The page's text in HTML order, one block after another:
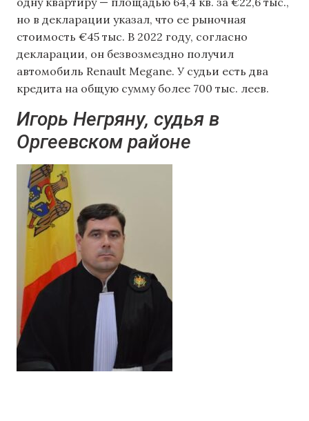
но в декларации указал, что ее рыночная
стоимость €45 тыс. В 2022 году, согласно
декларации, он безвозмездно получил
автомобиль Renault Megane. У судьи есть два
кредита на общую сумму более 700 тыс. леев.
Игорь Негряну, судья в
Оргеевском районе